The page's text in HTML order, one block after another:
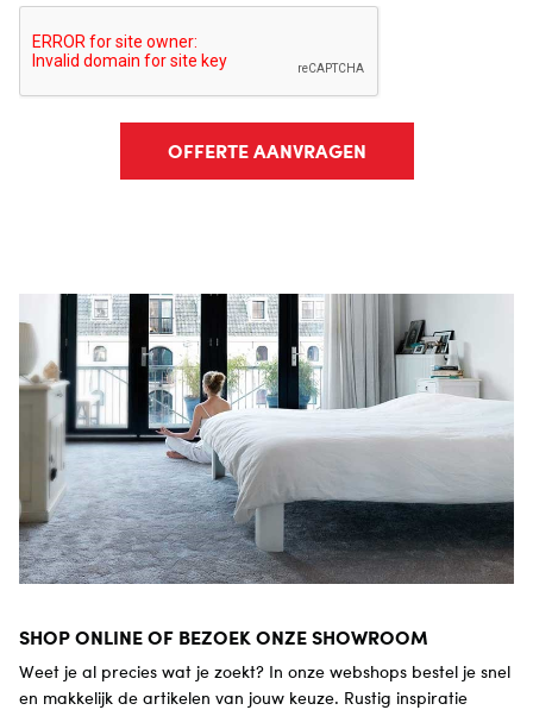
SHOP ONLINE OF BEZOEK ONZE SHOWROOM
Weet je al precies wat je zoekt? In onze webshops bestel je snel
en makkelijk de artikelen van jouw keuze. Rustig inspiratie